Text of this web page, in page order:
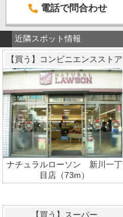
電話で問合わせ
近隣スポット情報
【買う】コンビニエンスストア
ナチュラルローソン 新川一丁
目店（73m）
【買う】スーパー